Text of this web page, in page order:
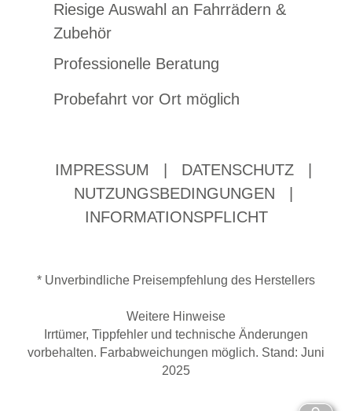
Riesige Auswahl an Fahrrädern &
Zubehör
Professionelle Beratung
Probefahrt vor Ort möglich
IMPRESSUM DATENSCHUTZ
NUTZUNGSBEDINGUNGEN
INFORMATIONSPFLICHT
* Unverbindliche Preisempfehlung des Herstellers
Weitere Hinweise
Irrtümer, Tippfehler und technische Änderungen
vorbehalten. Farbabweichungen möglich. Stand: Juni
2025